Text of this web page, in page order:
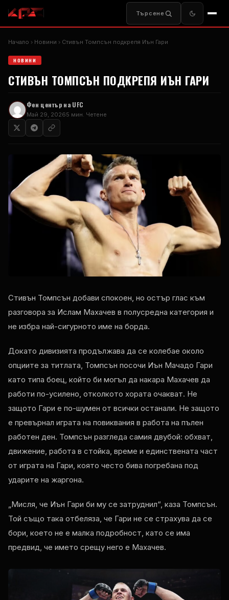
Търсене
Начало Новини Стивън Томпсън подкрепя Иън Гари
НОВИНИ
СТИВЪН ТОМПСЪН ПОДКРЕПЯ ИЪН ГАРИ
Фен център на UFC
Май 29, 20265 мин. Четене
Стивън Томпсън добави спокоен, но остър глас към
разговора за Ислам Махачев в полусредна категория и
не избра най-сигурното име на борда.
Докато дивизията продължава да се колебае около
опциите за титлата, Томпсън посочи Иън Мачадо Гари
като типа боец, който би могъл да накара Махачев да
работи по-усилено, отколкото хората очакват. Не
защото Гари е по-шумен от всички останали. Не защото
е превърнал играта на повиквания в работа на пълен
работен ден. Томпсън разгледа самия двубой: обхват,
движение, работа в стойка, време и единствената част
от играта на Гари, която често бива погребана под
ударите на жаргона.
„Мисля, че Иън Гари би му се затруднил“, каза Томпсън.
Той също така отбеляза, че Гари не се страхува да се
бори, което не е малка подробност, като се има
предвид, че името срещу него е Махачев.